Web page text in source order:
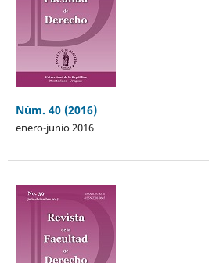
Núm. 40 (2016)
enero-junio 2016